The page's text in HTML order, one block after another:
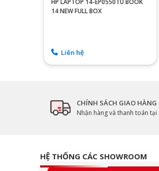
HP LAPTOP 14-EP0550TU BOOK
14 NEW FULL BOX
Liên hệ
CHÍNH SÁCH GIAO HÀNG
Nhận hàng và thanh toán tại
HỆ THỐNG CÁC SHOWROOM